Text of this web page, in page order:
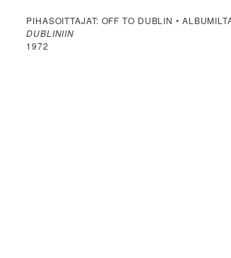
PIHASOITTAJAT: OFF TO DUBLIN •
DUBLINIIN
1972